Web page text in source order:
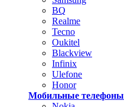
BQ
Realme
Tecno
Oukitel
Blackview
Infinix
Ulefone
Honor
Мобильные телефоны